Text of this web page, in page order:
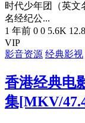
时代少年团（英文
名经纪公...
1 年前 0 0 5.6K 12.8
VIP
影音资源 经典影视
香港经典电
集[MKV/